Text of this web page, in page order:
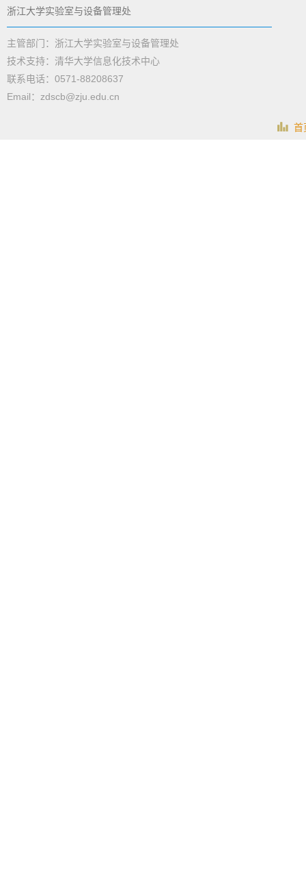
浙江大学实验室与设备管理处
主管部门：浙江大学实验室与设备管理处
技术支持：清华大学信息化技术中心
联系电话：0571-88208637
Email：zdscb@zju.edu.cn
首